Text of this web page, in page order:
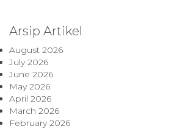
Arsip Artikel
August 2026
July 2026
June 2026
May 2026
April 2026
March 2026
February 2026